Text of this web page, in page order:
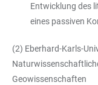
Entwicklung des
eines passiven
(2) Eberhard-Karls-
Geowissenschaften